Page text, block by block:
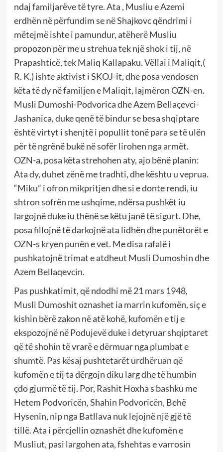
ndaj familjarëve të tyre. Ata , Musliu e Azemi
erdhën në përfundim se në Shajkovc qëndrimi i
mëtejmë ishte i pamundur, atëherë Musliu
propozon për me u strehua tek një shok i tij, në
Prapashticë, tek Maliq Kallapaku. Vëllai i Maliqit,(
R. K.) ishte aktivist i SKOJ-it, dhe posa vendosen
këta të dy në familjen e Maliqit, lajmëron OZN-en.
Musli Dumoshi-Podvorica dhe Azem Bellaçevci-
Jashanica, duke qenë të bindur se besa shqiptare
është virtyt i shenjtë i popullit tonë para se të ulën
për të ngrënë bukë në sofër lirohen nga armët.
OZN-a, posa këta strehohen aty, ajo bënë planin:
Ata dy, duhet zënë me tradhti, dhe kështu u veprua.
“Miku” i ofron mikpritjen dhe si e donte rendi, iu
shtron sofrën me ushqime, ndërsa pushkët iu
largojnë duke iu thënë se këtu janë të sigurt. Dhe,
posa fillojnë të darkojnë ata lidhën dhe punëtorët e
OZN-s kryen punën e vet. Me disa rafalë i
pushkatojnë trimat e atdheut Musli Dumoshin dhe
Azem Bellaqevcin.
Pas pushkatimit, që ndodhi më 21 mars 1948,
Musli Dumoshit oznashet ia marrin kufomën, siç e
kishin bërë zakon në atë kohë, kufomën e tij e
ekspozojnë në Podujevë duke i detyruar shqiptaret
që të shohin të vrarë e dërmuar nga plumbat e
shumtë. Pas kësaj pushtetarët urdhëruan që
kufomën e tij ta dërgojn diku larg dhe të humbin
çdo gjurmë të tij. Por, Rashit Hoxha s bashku me
Hetem Podvoricën, Shahin Podvoricën, Behë
Hysenin, nip nga Batllava nuk lejojnë një gjë të
tillë. Ata i përcjellin oznashët dhe kufomën e
Musliut, pasi largohen ata, fshehtas e varrosin